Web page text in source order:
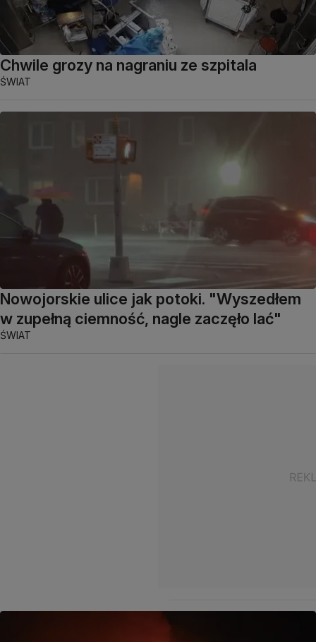
Chwile grozy na nagraniu ze szpitala
ŚWIAT
Nowojorskie ulice jak potoki. "Wyszedłem
w zupełną ciemność, nagle zaczęło lać"
ŚWIAT